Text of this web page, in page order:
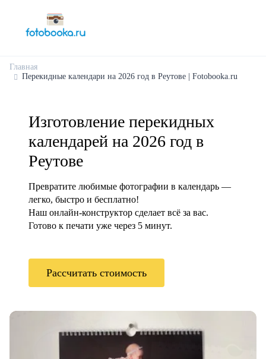
Главная
Перекидные календари на 2026 год в Реутове | Fotobooka.ru
Изготовление перекидных
календарей на 2026 год в
Реутове
Превратите любимые фотографии в календарь —
легко, быстро и бесплатно!
Наш онлайн-конструктор сделает всё за вас.
Готово к печати уже через 5 минут.
Рассчитать стоимость